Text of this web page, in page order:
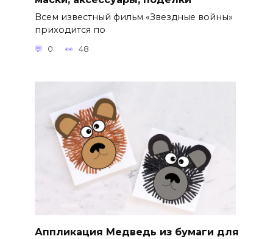
Всем известный фильм «Звездные войны»
приходится по
0 48
Аппликация Медведь из бумаги для